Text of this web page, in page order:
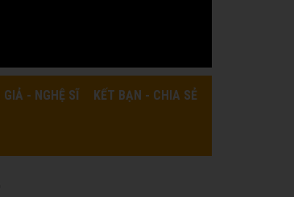
GIẢ - NGHỆ SĨ KẾT BẠN - CHIA SẺ